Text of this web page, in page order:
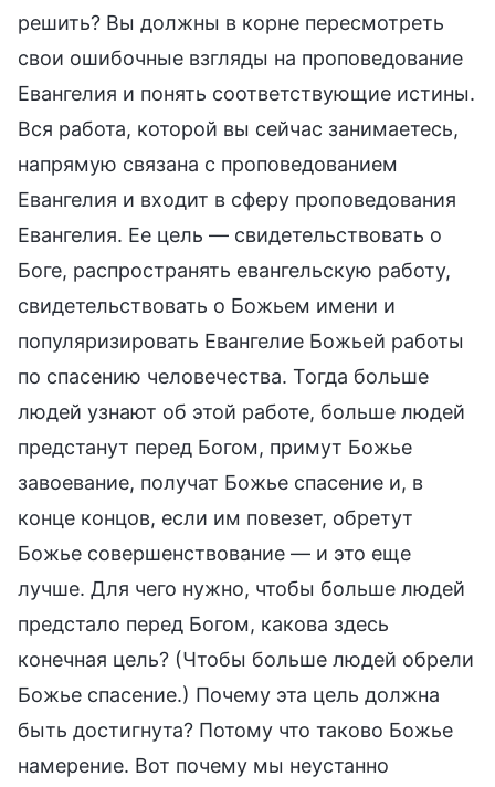
решить? Вы должны в корне пересмотреть
свои ошибочные взгляды на проповедование
Евангелия и понять соответствующие истины.
Вся работа, которой вы сейчас занимаетесь,
напрямую связана с проповедованием
Евангелия и входит в сферу проповедования
Евангелия. Ее цель — свидетельствовать о
Боге, распространять евангельскую работу,
свидетельствовать о Божьем имени и
популяризировать Евангелие Божьей работы
по спасению человечества. Тогда больше
людей узнают об этой работе, больше людей
предстанут перед Богом, примут Божье
завоевание, получат Божье спасение и, в
конце концов, если им повезет, обретут
Божье совершенствование — и это еще
лучше. Для чего нужно, чтобы больше людей
предстало перед Богом, какова здесь
конечная цель? (Чтобы больше людей обрели
Божье спасение.) Почему эта цель должна
быть достигнута? Потому что таково Божье
намерение. Вот почему мы неустанно